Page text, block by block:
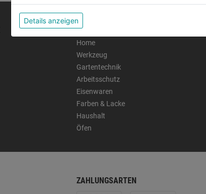
PRODUKTE
Home
Werkzeug
Gartentechnik
Arbeitsschutz
Eisenwaren
Farben & Lacke
Haushalt
Öfen
ZAHLUNGSARTEN
Details anzeigen